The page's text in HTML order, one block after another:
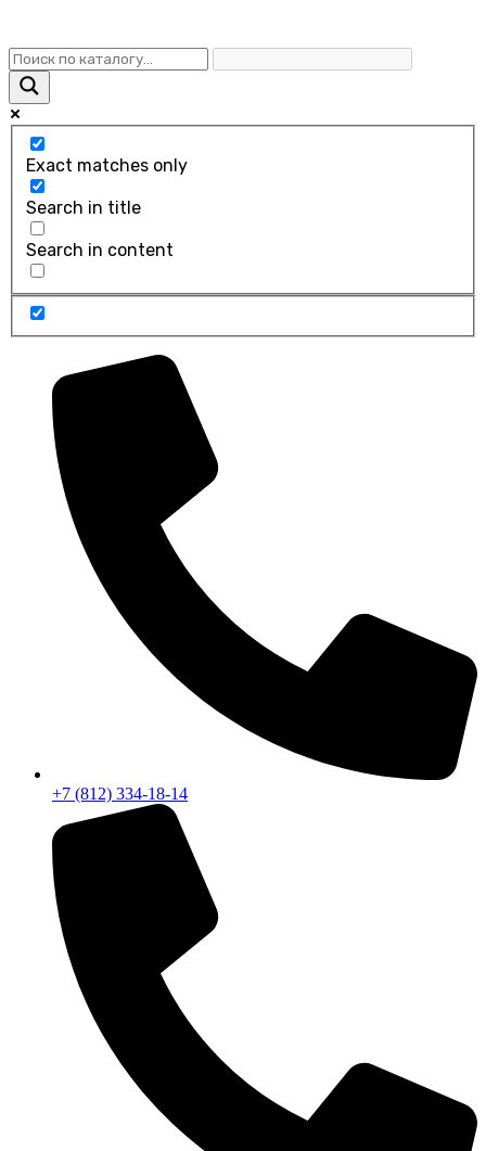
Exact matches only
Search in title
Search in content
+7 (812) 334-18-14